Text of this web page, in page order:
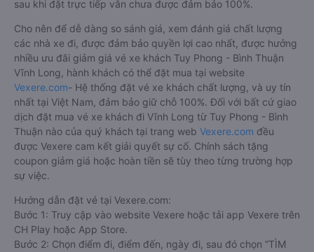
sau khi đặt trực tiếp vẫn chưa được đảm bảo 100%.
Cho nên để dễ dàng so sánh giá, xem đánh giá chất lượng
các nhà xe đi, được đảm bảo quyền lợi cao nhất, được hưởng
nhiều ưu đãi giảm giá vé xe khách Tuy Phong - Bình Thuận
Vĩnh Long, hành khách có thể đặt mua tại website
Vexere.com- Hệ thống đặt vé xe khách chất lượng, và uy tín
nhất tại Việt Nam, đảm bảo giữ chỗ 100%. Đối với bất cứ giao
dịch đặt mua vé xe khách đi Vĩnh Long từ Tuy Phong - Bình
Thuận nào của quý khách tại trang web Vexere.com đều
được Vexere cam kết giải quyết sự cố. Chính sách tặng
coupon giảm giá hoặc hoàn tiền sẽ tùy theo từng trường hợp
sự việc.
Hướng dẫn đặt vé tại Vexere.com:
Bước 1: Truy cập vào website Vexere hoặc tải app Vexere trên
CH Play hoặc App Store.
Bước 2: Chọn điểm đi, điểm đến, ngày đi, sau đó chọn “TÌM